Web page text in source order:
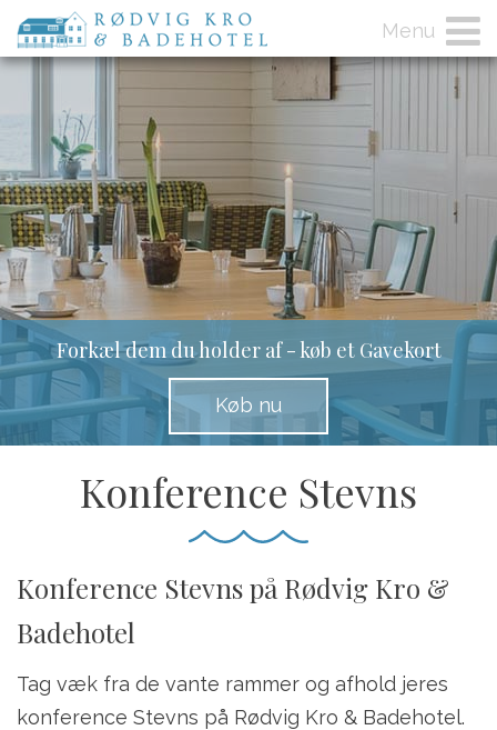
Menu
Forkæl dem du holder af - køb et Gavekort
Køb nu
Konference Stevns
Konference Stevns på Rødvig Kro &
Badehotel
Tag væk fra de vante rammer og afhold jeres
konference Stevns på Rødvig Kro & Badehotel.